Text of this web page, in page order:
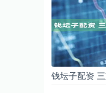
钱坛子配资